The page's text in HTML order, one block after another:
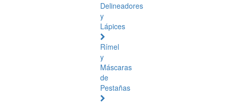
Delineadores
y
Lápices
Rímel
y
Máscaras
de
Pestañas